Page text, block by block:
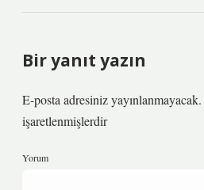
Bir yanıt yazın
E-posta adresiniz yayınlanmayacak.
işaretlenmişlerdir
Yorum